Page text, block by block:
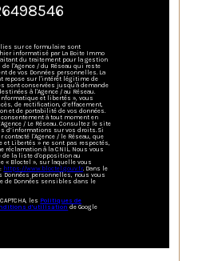
sur ce formulaire sont
informatisé par La Boite Immo
du traitement pour la gestion
l'Agence / du Réseau qui reste
de vos Données personnelles. La
repose sur l'intérêt légitime de
sont conservées jusqu'à demande
à l'Agence / au Réseau.
et libertés », vous
de rectification, d’effacement,
et de portabilité de vos données.
à tout moment en
/ Le Réseau. Consultez le site
d’informations sur vos droits. Si
l'Agence / le Réseau, que
Libertés » ne sont pas respectés,
réclamation à la CNIL. Nous vous
de la liste d'opposition au
« Bloctel », sur laquelle vous
https://www.bloctel.gouv.fr. Dans le
Données personnelles, nous vous
de Données sensibles dans le
les Politiques de
d'utilisation de Google